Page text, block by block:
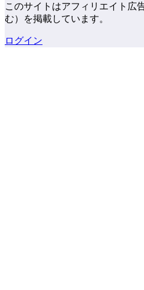
このサイトはアフィリエイト広
む）を掲載しています。
ログイン